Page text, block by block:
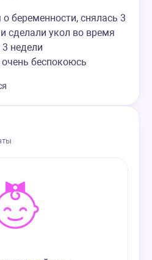
беременности, снялась 3
сделали укол во время
недели
беспокоюсь